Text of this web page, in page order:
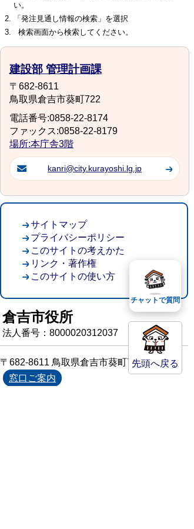
い。
「発注見通し情報の検索」を選択
検索画面から検索してください。
建設部 管理計画課
〒682-8611
鳥取県倉吉市葵町722
電話番号:0858-22-8174
ファックス:0858-22-8179
場所:本庁舎3階
kanri@city.kurayoshi.lg.jp
先頭へ戻る
サイトマップ
プライバシーポリシー
このサイトの考えかた
リンク・著作権
このサイトの使い方
倉吉市役所
法人番号：8000020312037
〒682-8611 鳥取県倉吉市葵町722
窓口ご案内
チャットで質問